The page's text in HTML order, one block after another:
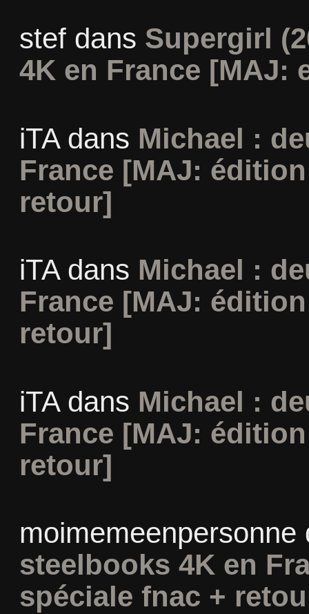
stefdans Supergirl
4K en France [MAJ:
iTAdans Michael :
France [MAJ:
retour]
iTAdans Michael :
France [MAJ:
retour]
iTAdans Michael :
France [MAJ:
retour]
moimemeenpersonne
steelbooks 4K en
spéciale fnac +